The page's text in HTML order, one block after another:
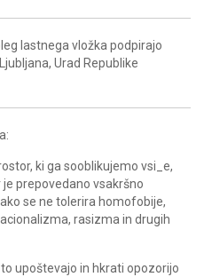
lastnega vložka podpirajo
Urad Republike
ki ga sooblikujemo vsi_e,
prepovedano vsakršno
se ne tolerira homofobije,
rasizma in drugih
upoštevajo in hkrati opozorijo